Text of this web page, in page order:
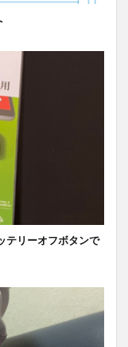
テリーオフボタンで